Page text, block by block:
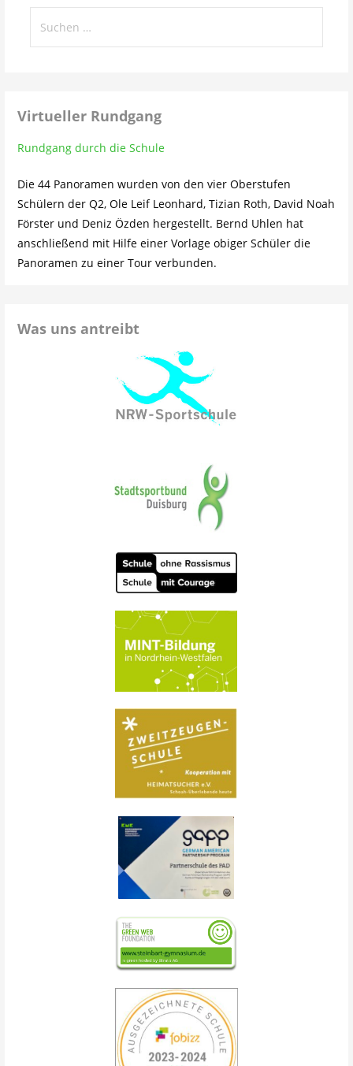
nach:
Virtueller Rundgang
Rundgang durch die Schule
Die 44 Panoramen wurden von den vier Oberstufen
Schülern der Q2, Ole Leif Leonhard, Tizian Roth, David Noah
Förster und Deniz Özden hergestellt. Bernd Uhlen hat
anschließend mit Hilfe einer Vorlage obiger Schüler die
Panoramen zu einer Tour verbunden.
Was uns antreibt